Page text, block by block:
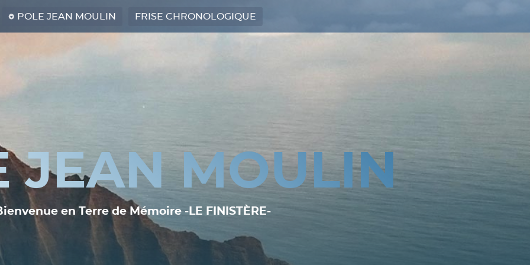
POLE JEAN MOULIN FRISE CHRONOLOGIQUE
JEAN MOULIN
en Terre de Mémoire -LE FINISTÈRE-